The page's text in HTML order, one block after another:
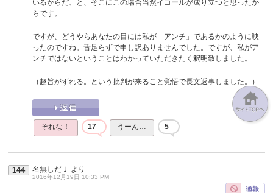
いるからだ、と、そこにこの場合当然イコールが成り立つと思ったか
らです。
ですが、どうやらあなたの目には私が「アンチ」であるかのように映
ったのですね。舌足らずで申し訳ありませんでした。ですが、私がア
ンチではないということはわかっていただきたく釈明致しました。
（趣旨がずれる。という批判が来ること覚悟で長文返事しました。）
それな！ 17 うーん… 5
144 名無しだＪ より
2016年12月19日 10:33 PM